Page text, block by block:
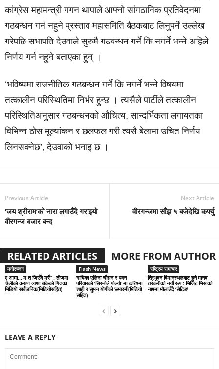
कांग्रेस महामन्त्री गगन थापाले आफ्नो सांगठानिक प्रतिवेदनमा
गठबन्धन गर्न नहुने प्रस्ताव महासमिति बैठकबाट लिनुपर्ने उल्लेख
गरेपछि सभापति देउवाले सुरुमै गठबन्धन गर्ने कि नगर्ने भन्ने अहिले
निर्णय गर्न नहुने बताएका हुन् ।
‘भविष्यमा राजनीतिक गठबन्धन गर्ने कि नगर्ने भन्ने विषयमा
तत्कालीन परिस्थितिमा निर्भर हुन्छ । त्यसैले पार्टीले तत्कालीन
परिस्थितिअनुसार गठबन्धनको औचित्य, सान्दर्भिकता लगायतका
विभिन्न ठोस मूल्यांकन र छलफल गरी त्यसै बेलामा उचित निर्णय
लिनसक्नेछ’, देउवाको भनाइ छ ।
Previous Article
‘जय श्रीराम’को नारा लगाउँदै गराइयो
वीरगन्ज बजार बन्द
Next Article
वीरगन्जमा साँझ ५ बजेदेखि कर्फ्यु
RELATED ARTICLES MORE FROM AUTHOR
मनोरञ्जन
ए आमा… म त जिउँदै मरेँ” : तीजमा
चेलीको करुण व्यथा बोकेको गितको
भिडियो सार्बजनिक(भिडियोसहित)
Flash News
गायिका एलिना चौहान र पवन
परिवारको ‘सिस्नोले पोल्यो’ मा करिश्मा
शाही र सुमन योगीको छमछमी(भिडियो
सहित)
राष्ट्रिय समाचार
त्रिभुवन विमानस्थलबाट हुने मानव
तस्करीको नयाँ रूप : भिजिट भिसाको
नाममा मौलाउँदै ‘सेटिङ’
LEAVE A REPLY